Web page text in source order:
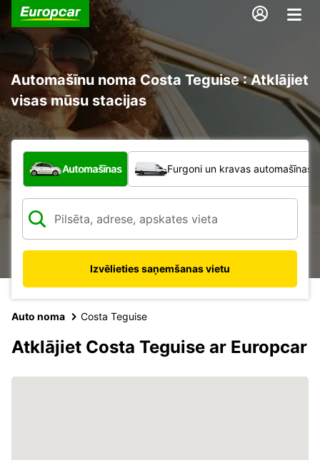
Automašīnu noma Costa Teguise : Atklājiet
visas mūsu stacijas
Kāda veida transportlīdzeklis?
Automašīnas Furgoni un kravas automašīnas
Izvēlieties saņemšanas vietu
Auto noma Costa Teguise
Atklājiet Costa Teguise ar Europcar